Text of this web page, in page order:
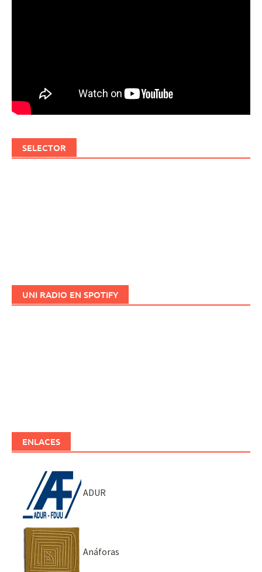
SELECTOR
UNI RADIO EN SPOTIFY
ENLACES
ADUR
Anáforas